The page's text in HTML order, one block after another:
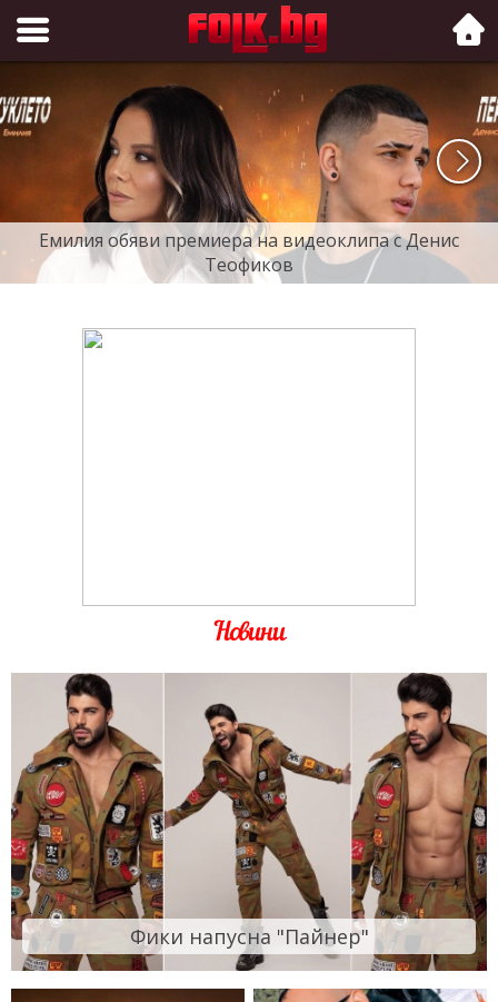
Folk.bg
Емилия обяви премиера на видеоклипа с Денис
Теофиков
Новини
Фики напусна "Пайнер"